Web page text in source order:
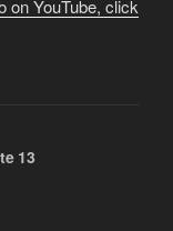
on YouTube, click
13